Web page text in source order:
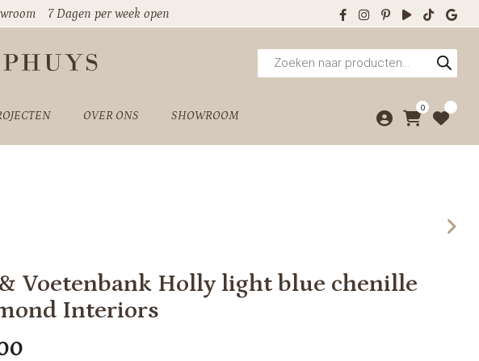
7 Dagen per week open
Producten
zoeken
OVER ONS SHOWROOM
0
Voetenbank Holly light blue chenille
Interiors